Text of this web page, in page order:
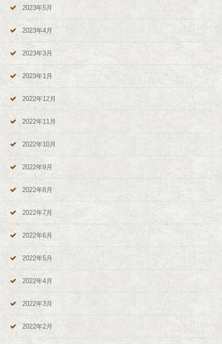
2023年5月
2023年4月
2023年3月
2023年1月
2022年12月
2022年11月
2022年10月
2022年9月
2022年8月
2022年7月
2022年6月
2022年5月
2022年4月
2022年3月
2022年2月